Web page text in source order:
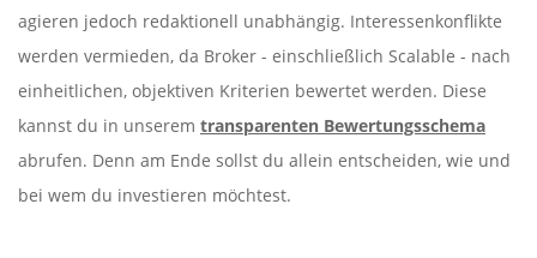
agieren jedoch redaktionell unabhängig. Interessenkonflikte
werden vermieden, da Broker - einschließlich Scalable - nach
einheitlichen, objektiven Kriterien bewertet werden. Diese
kannst du in unserem transparenten Bewertungsschema
abrufen. Denn am Ende sollst du allein entscheiden, wie und
bei wem du investieren möchtest.